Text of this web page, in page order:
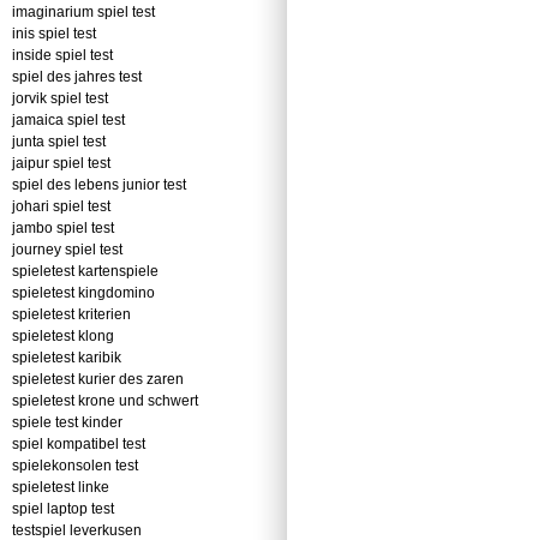
imaginarium spiel test
inis spiel test
inside spiel test
spiel des jahres test
jorvik spiel test
jamaica spiel test
junta spiel test
jaipur spiel test
spiel des lebens junior test
johari spiel test
jambo spiel test
journey spiel test
spieletest kartenspiele
spieletest kingdomino
spieletest kriterien
spieletest klong
spieletest karibik
spieletest kurier des zaren
spieletest krone und schwert
spiele test kinder
spiel kompatibel test
spielekonsolen test
spieletest linke
spiel laptop test
testspiel leverkusen